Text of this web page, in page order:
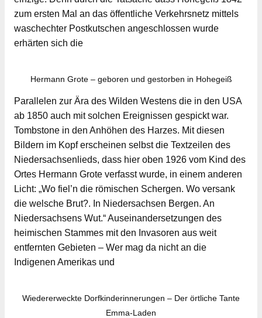
zum ersten Mal an das öffentliche Verkehrsnetz mittels
waschechter Postkutschen angeschlossen wurde
erhärten sich die
Hermann Grote – geboren und gestorben in Hohegeiß
Parallelen zur Ära des Wilden Westens die in den USA
ab 1850 auch mit solchen Ereignissen gespickt war.
Tombstone in den Anhöhen des Harzes. Mit diesen
Bildern im Kopf erscheinen selbst die Textzeilen des
Niedersachsenlieds, dass hier oben 1926 vom Kind des
Ortes Hermann Grote verfasst wurde, in einem anderen
Licht: „Wo fiel’n die römischen Schergen. Wo versank
die welsche Brut?. In Niedersachsen Bergen. An
Niedersachsens Wut.“ Auseinandersetzungen des
heimischen Stammes mit den Invasoren aus weit
entfernten Gebieten – Wer mag da nicht an die
Indigenen Amerikas und
Wiedererweckte Dorfkinderinnerungen – Der örtliche Tante
Emma-Laden